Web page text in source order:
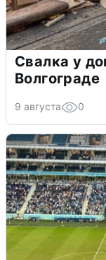
Свалка у
Волгограде
9 августа 0